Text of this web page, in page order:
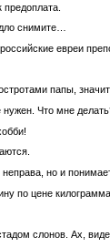
предоплата.
снимите…
евреи
папы,
Что мне
но и
по цене килограмма.
слонов. Ах,